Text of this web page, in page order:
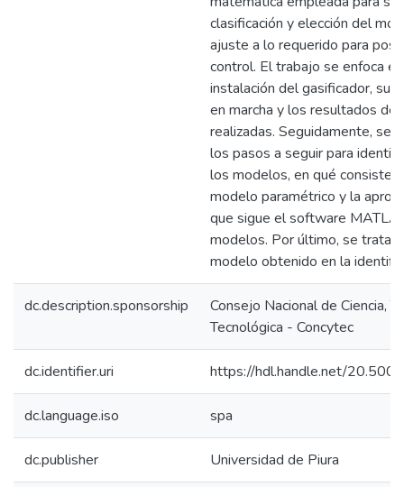
clasificación y elección del
ajuste a lo requerido para
control. El trabajo se enfoca
instalación del gasificador, su
en marcha y los resultados de
realizadas. Seguidamente, se
los pasos a seguir para
los modelos, en qué consiste
modelo paramétrico y la
que sigue el software
modelos. Por último, se trata
modelo obtenido en la
dc.description.sponsorship
Consejo Nacional de Ciencia,
Tecnológica - Concytec
dc.identifier.uri https://hdl.handle.net/
dc.language.iso spa
dc.publisher Universidad de Piura